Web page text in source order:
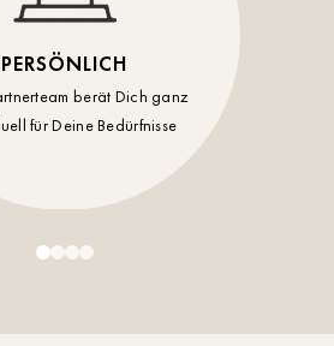
PERSÖNLICH
berät Dich ganz
für Deine Bedürfnisse